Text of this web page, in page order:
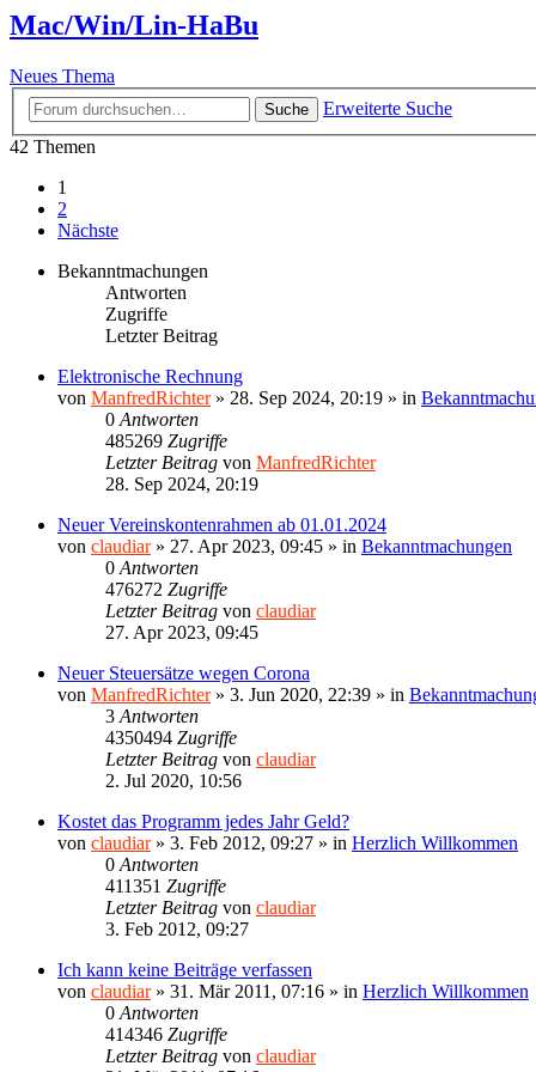
Mac/Win/Lin-HaBu
Neues Thema
Suche
Erweiterte Suche
42 Themen
1
2
Nächste
Bekanntmachungen
Antworten
Zugriffe
Letzter Beitrag
Elektronische Rechnung
von ManfredRichter» 28. Sep 2024, 20:19 » in
0 Antworten
485269 Zugriffe
Letzter Beitrag von ManfredRichter
28. Sep 2024, 20:19
Neuer Vereinskontenrahmen ab 01.01.2024
von claudiar» 27. Apr 2023, 09:45 » in Bekanntmachungen
0 Antworten
476272 Zugriffe
Letzter Beitrag von claudiar
27. Apr 2023, 09:45
Neuer Steuersätze wegen Corona
von ManfredRichter» 3. Jun 2020, 22:39 » in
3 Antworten
4350494 Zugriffe
Letzter Beitrag von claudiar
2. Jul 2020, 10:56
Kostet das Programm jedes Jahr Geld?
von claudiar» 3. Feb 2012, 09:27 » in Herzlich Willkommen
0 Antworten
411351 Zugriffe
Letzter Beitrag von claudiar
3. Feb 2012, 09:27
Ich kann keine Beiträge verfassen
von claudiar» 31. Mär 2011, 07:16 » in Herzlich Willkommen
0 Antworten
414346 Zugriffe
Letzter Beitrag von claudiar